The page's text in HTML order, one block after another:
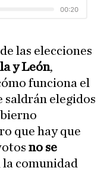
las elecciones
y León,
funciona el
saldrán elegidos
que hay que
no se
la comunidad